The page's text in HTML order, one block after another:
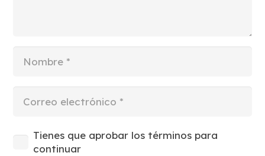
Tienes que aprobar los términos para
continuar